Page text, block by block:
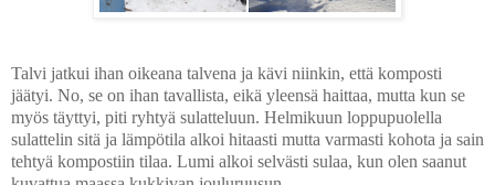
Talvi jatkui ihan oikeana talvena ja kävi niinkin, että komposti
jäätyi. No, se on ihan tavallista, eikä yleensä haittaa, mutta kun se
myös täyttyi, piti ryhtyä sulatteluun. Helmikuun loppupuolella
sulattelin sitä ja lämpötila alkoi hitaasti mutta varmasti kohota ja sain
tehtyä kompostiin tilaa. Lumi alkoi selvästi sulaa, kun olen saanut